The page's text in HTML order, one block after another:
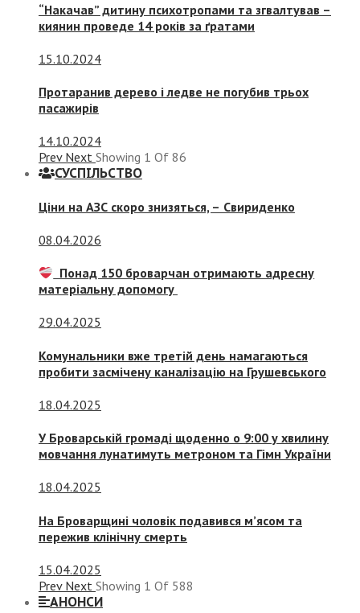
“Накачав” дитину психотропами та згвалтував –
киянин проведе 14 років за ґратами
15.10.2024
Протаранив дерево і ледве не погубив трьох
пасажирів
14.10.2024
Prev Next Showing 1 Of 86
СУСПIЛЬСТВО
Ціни на АЗС скоро знизяться, – Свириденко
08.04.2026
Понад 150 броварчан отримають адресну
матеріальну допомогу
29.04.2025
Комунальники вже третій день намагаються
пробити засмічену каналізацію на Грушевського
18.04.2025
У Броварській громаді щоденно о 9:00 у хвилину
мовчання лунатимуть метроном та Гімн України
18.04.2025
На Броварщині чоловік подавився м’ясом та
пережив клінічну смерть
15.04.2025
Prev Next Showing 1 Of 588
АНОНСИ